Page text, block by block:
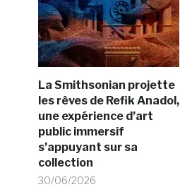
La Smithsonian projette
les rêves de Refik Anadol,
une expérience d’art
public immersif
s’appuyant sur sa
collection
30/06/2026